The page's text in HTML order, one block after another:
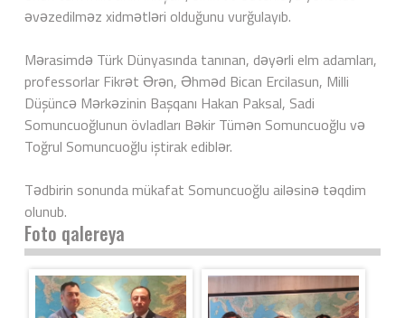
əvəzedilməz xidmətləri olduğunu vurğulayıb.
Mərasimdə Türk Dünyasında tanınan, dəyərli elm adamları,
professorlar Fikrət Ərən, Əhməd Bican Ercilasun, Milli
Düşüncə Mərkəzinin Başqanı Hakan Paksal, Sadi
Somuncuoğlunun övladları Bəkir Tümən Somuncuoğlu və
Toğrul Somuncuoğlu iştirak ediblər.
Tədbirin sonunda mükafat Somuncuoğlu ailəsinə təqdim
olunub.
Foto qalereya